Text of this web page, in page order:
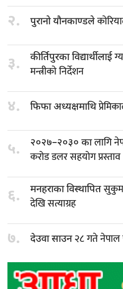
२. पुरानो यौनकाण्डले
३. कीर्तिपुरका विद्यार्थीलाई
मन्त्रीको निर्देशन
४. फिफा अध्यक्षमाथि
५. २०२७–२०३० कालागि
करोड डलर सहयोग प्रस्ताव
६. मनहराका विस्थापित
देखि सत्याग्रह
७. देउवा साउन२८ गते नेपाल